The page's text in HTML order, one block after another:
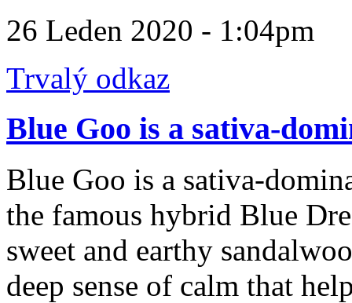
26 Leden 2020 - 1:04pm
Trvalý odkaz
Blue Goo is a sativa-
Blue Goo is a sativa-
the famous hybrid Blue
sweet and earthy
deep sense of calm that